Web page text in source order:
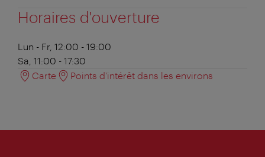
Horaires d'ouverture
Lun - Fr, 12:00 - 19:00
Sa, 11:00 - 17:30
Carte
Points d'intérêt dans les environs